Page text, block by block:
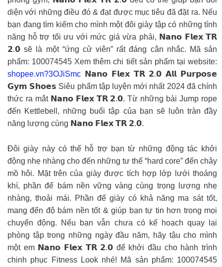
diện với những điều đó & đạt được mục tiêu đã đặt ra. Nếu
bạn đang tìm kiếm cho mình một đôi giày tập có những tính
năng hỗ trợ tối ưu với mức giá vừa phải, 𝗡𝗮𝗻𝗼 𝗙𝗹𝗲𝘅 𝗧𝗥
𝟮.𝟬 sẽ là một “ứng cử viên” rất đáng cân nhắc. Mã sản
phẩm: 100074545 Xem thêm chi tiết sản phẩm tại website:
shopee.vn?3OJiSmc 𝗡𝗮𝗻𝗼 𝗙𝗹𝗲𝘅 𝗧𝗥 𝟮.𝟬 𝗔𝗹𝗹 𝗣𝘂𝗿𝗽𝗼𝘀𝗲
𝗚𝘆𝗺 𝗦𝗵𝗼𝗲𝘀 Siêu phẩm tập luyện mới nhất 2024 đã chính
thức ra mắt 𝗡𝗮𝗻𝗼 𝗙𝗹𝗲𝘅 𝗧𝗥 𝟮.𝟬. Từ những bài Jump rope
đến Kettlebell, những buổi tập của bạn sẽ luôn tràn đầy
năng lượng cùng 𝗡𝗮𝗻𝗼 𝗙𝗹𝗲𝘅 𝗧𝗥 𝟮.𝟬.
Đôi giày này có thể hỗ trợ bạn từ những động tác khởi
động nhẹ nhàng cho đến những tư thế “hard core” đến chảy
mồ hôi. Mặt trên của giày được tích hợp lớp lưới thoáng
khí, phần đế bám nền vững vàng cùng trọng lượng nhẹ
nhàng, thoải mái. Phần đế giày có khả năng ma sát tốt,
mang đến độ bám nền tốt & giúp bạn tự tin hơn trong mọi
chuyển động. Nếu bạn vẫn chưa có kế hoạch quay lại
phòng tập trong những ngày đầu năm, hãy tậu cho mình
một em 𝗡𝗮𝗻𝗼 𝗙𝗹𝗲𝘅 𝗧𝗥 𝟮.𝟬 để khởi đầu cho hành trình
chinh phục Fitness Look nhé! Mã sản phẩm: 100074545